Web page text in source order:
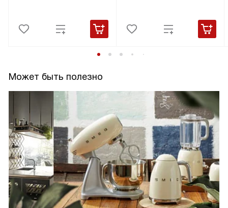
Может быть полезно